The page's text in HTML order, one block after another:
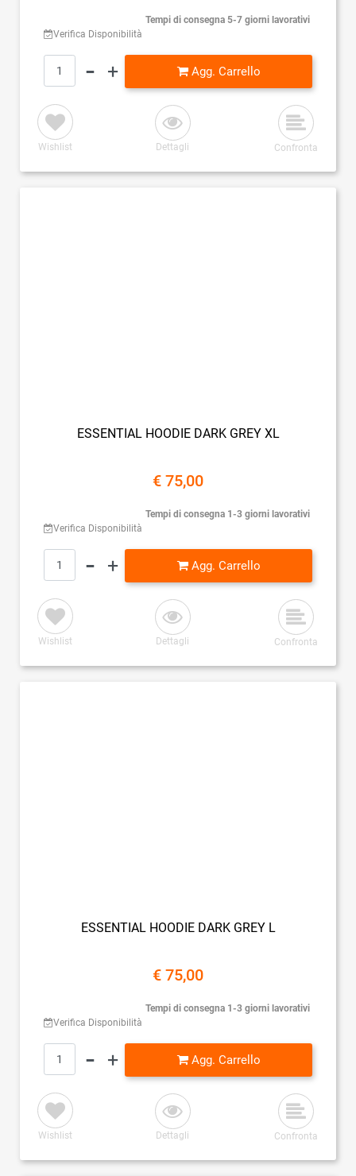
Verifica Disponibilità
Tempi di consegna 5-7 giorni lavorativi
Quantità
Agg. Carrello
Wishlist Dettagli Confronta
ESSENTIAL HOODIE DARK GREY XL
€ 75,00
Verifica Disponibilità
Tempi di consegna 1-3 giorni lavorativi
Quantità
Agg. Carrello
Wishlist Dettagli Confronta
ESSENTIAL HOODIE DARK GREY L
€ 75,00
Verifica Disponibilità
Tempi di consegna 1-3 giorni lavorativi
Quantità
Agg. Carrello
Wishlist Dettagli Confronta